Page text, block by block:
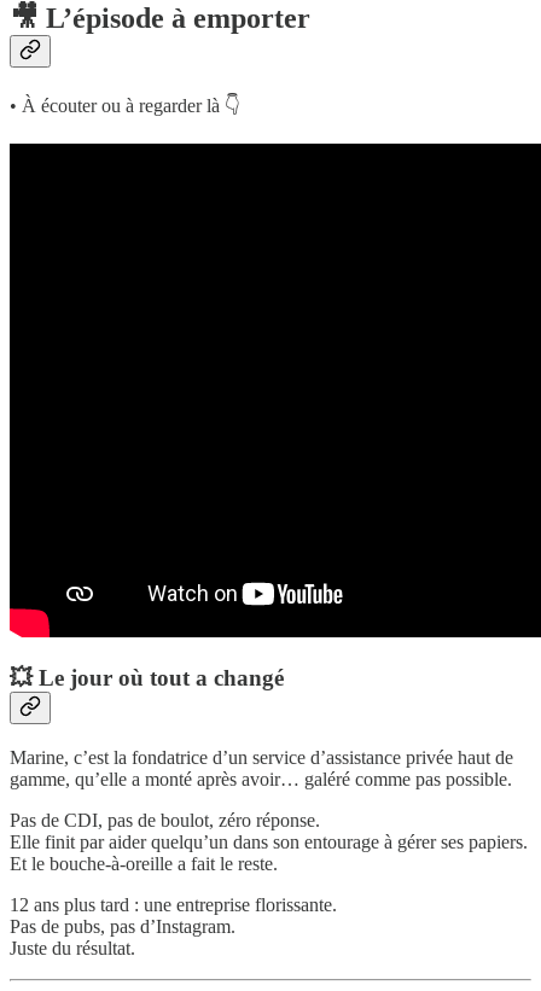
🎥 L’épisode à emporter
• À écouter ou à regarder là 👇
💥 Le jour où tout a changé
Marine, c’est la fondatrice d’un service d’assistance privée haut de
gamme, qu’elle a monté après avoir… galéré comme pas possible.
Pas de CDI, pas de boulot, zéro réponse.
Elle finit par aider quelqu’un dans son entourage à gérer ses papiers.
Et le bouche-à-oreille a fait le reste.
12 ans plus tard : une entreprise florissante.
Pas de pubs, pas d’Instagram.
Juste du résultat.